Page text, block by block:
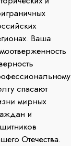
Ваша
спасают
мирных
и
Отечества.